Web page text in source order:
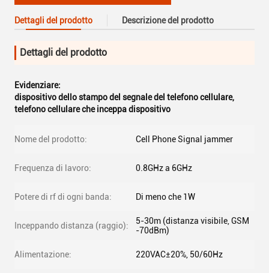
Dettagli del prodotto Descrizione del prodotto
Dettagli del prodotto
Evidenziare:
dispositivo dello stampo del segnale del telefono cellulare,
telefono cellulare che inceppa dispositivo
Nome del prodotto: Cell Phone Signal jammer
Frequenza di lavoro: 0.8GHz a 6GHz
Potere di rf di ogni banda: Di meno che 1W
Inceppando distanza (raggio):
5-30m (distanza visibile, GSM
-70dBm)
Alimentazione: 220VAC±20%, 50/60Hz